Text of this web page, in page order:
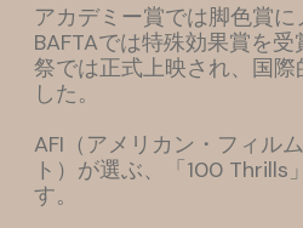
アカデミー賞では脚色賞に
BAFTAでは特殊効果賞を
祭では正式上映され、国際
した。
AFI（アメリカン・フィル
ト）が選ぶ、「100 Thrills
す。